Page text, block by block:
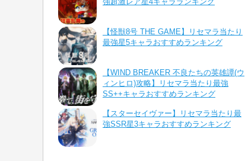
【怪獣8号 THE GAME】リセマラ当たり
最強星5キャラおすすめランキング
【WIND BREAKER 不良たちの英雄譚(ウ
ィンヒロ)攻略】リセマラ当たり最強
SS++キャラおすすめランキング
【スターセイヴァー】リセマラ当たり最
強SSR星3キャラおすすめランキング